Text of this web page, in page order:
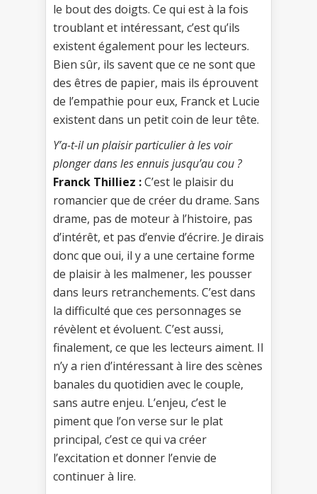
le bout des doigts. Ce qui est à la fois
troublant et intéressant, c’est qu’ils
existent également pour les lecteurs.
Bien sûr, ils savent que ce ne sont que
des êtres de papier, mais ils éprouvent
de l’empathie pour eux, Franck et Lucie
existent dans un petit coin de leur tête.
Y’a-t-il un plaisir particulier à les voir
plonger dans les ennuis jusqu’au cou ?
Franck Thilliez :C’est le plaisir du
romancier que de créer du drame. Sans
drame, pas de moteur à l’histoire, pas
d’intérêt, et pas d’envie d’écrire. Je dirais
donc que oui, il y a une certaine forme
de plaisir à les malmener, les pousser
dans leurs retranchements. C’est dans
la difficulté que ces personnages se
révèlent et évoluent. C’est aussi,
finalement, ce que les lecteurs aiment. Il
n’y a rien d’intéressant à lire des scènes
banales du quotidien avec le couple,
sans autre enjeu. L’enjeu, c’est le
piment que l’on verse sur le plat
principal, c’est ce qui va créer
l’excitation et donner l’envie de
continuer à lire.